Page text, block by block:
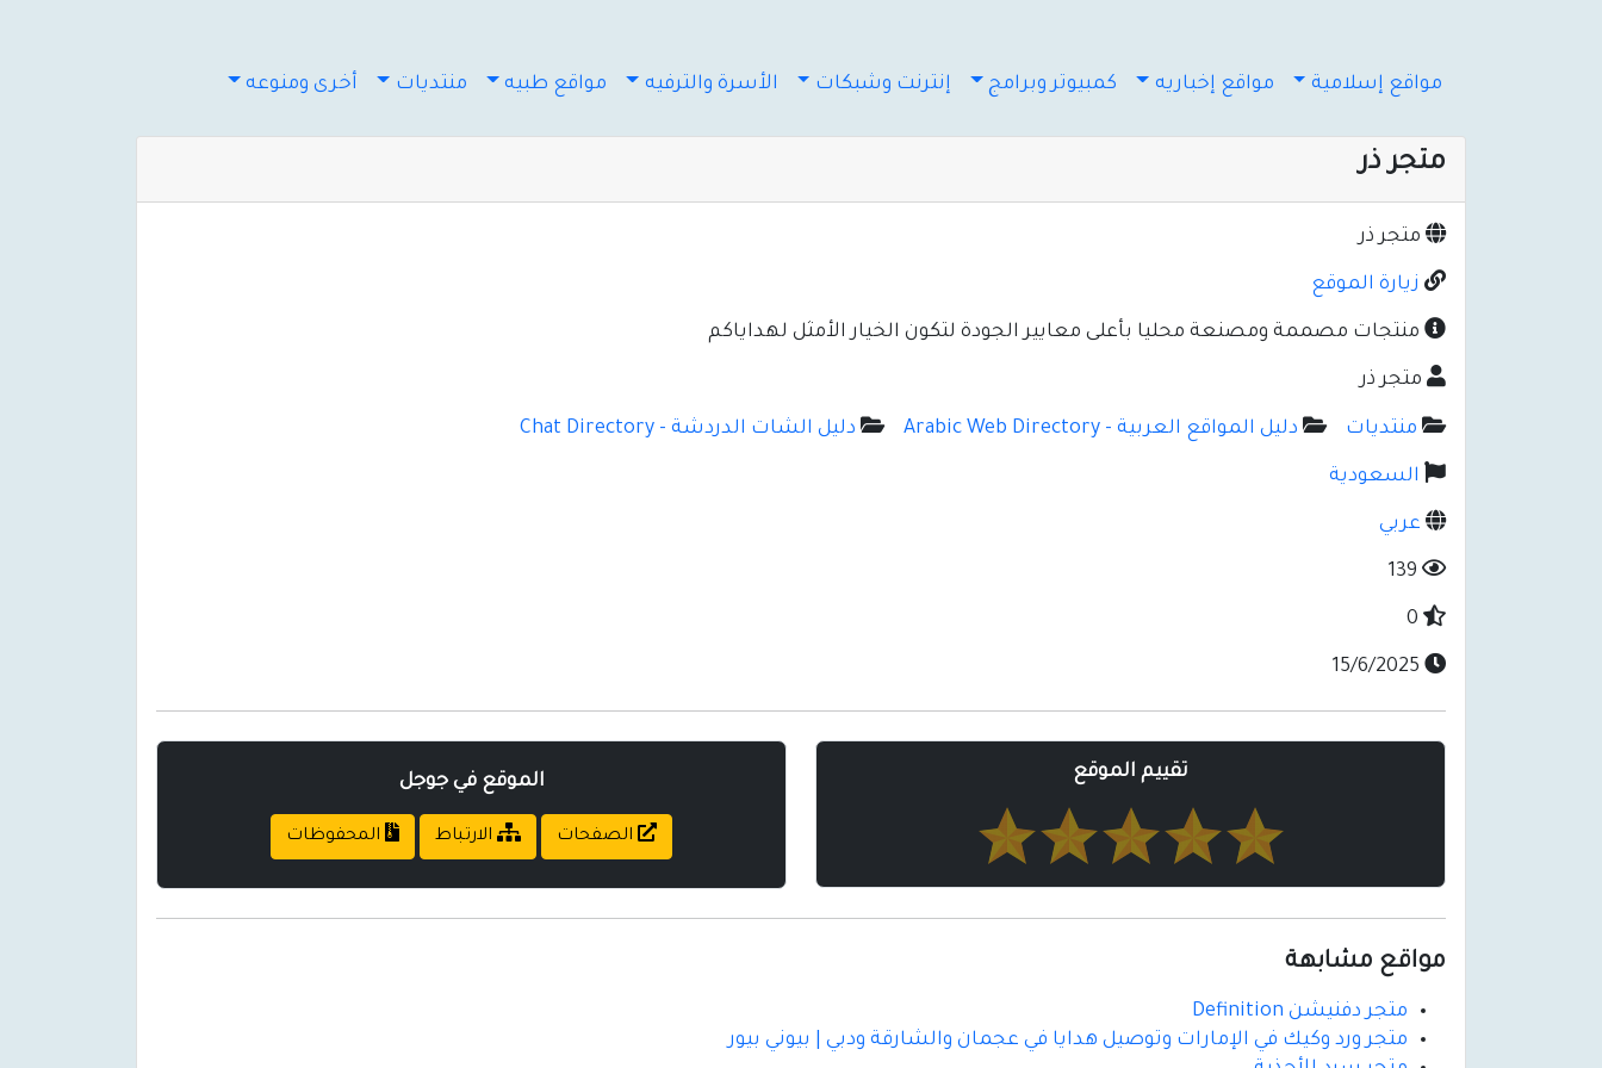
مواقع إسلامية مواقع إخباريه كمبيوتر وبرامج إنترنت وشبكات الأسرة والترفيه مواقع طبيه منتديات أخرى ومنوعه
متجر ذر
متجر ذر
زيارة الموقع
منتجات مصممة ومصنعة محليا بأعلى معايير الجودة لتكون الخيار الأمثل لهداياكم
متجر ذر
منتديات دليل المواقع العربية - Arabic Web Directory دليل الشات الدردشة - Chat Directory
السعودية
عربي
تقييم الموقع الموقع في جوجل
الصفحات الارتباط المحفوظات
مواقع مشابهة
متجر دفنيشن Definition
متجر ورد وكيك في الإمارات وتوصيل هدايا في عجمان والشارقة ودبي | بيوني بيور